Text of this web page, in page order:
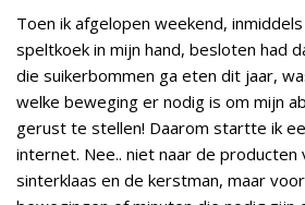
Toen ik afgelopen weekend,
speltkoek in mijn hand, besloten had
die suikerbommen ga eten dit jaar,
welke beweging er nodig is om mijn
gerust te stellen! Daarom startte ik
internet. Nee.. niet naar de
sinterklaas en de kerstman, maar